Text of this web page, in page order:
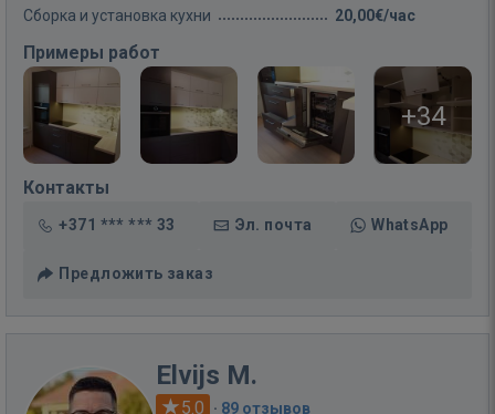
Сборка и установка кухни 20,00€/час
Примеры работ
+34
Контакты
+371 *** *** 33 Эл. почта WhatsApp
Предложить заказ
Elvijs M.
5.0 · 89 отзывов